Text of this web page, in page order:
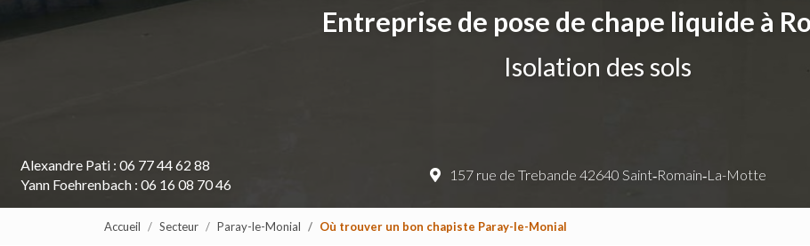
Entreprise de pose de chape liquide à
Isolation des sols
Alexandre Pati : 06 77 44 62 88
Yann Foehrenbach : 06 16 08 70 46
157 rue de Trebande 42640 Saint‑Romain‑La-Motte
Accueil Secteur Paray-le-Monial Où trouver un bon chapiste Paray-le-Monial